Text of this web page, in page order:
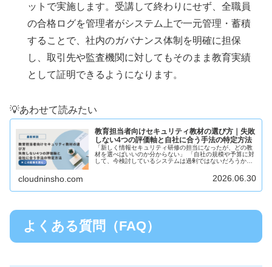
ットで実施します。受講して終わりにせず、全職員
の合格ログを管理者がシステム上で一元管理・蓄積
することで、社内のガバナンス体制を明確に担保
し、取引先や監査機関に対してもそのまま教育実績
として証明できるようになります。
💡あわせて読みたい
教育担当者向けセキュリティ教材の選び方｜失敗
しない4つの評価軸と自社に合う手法の特定方法
「新しく情報セキュリティ研修の担当になったが、どの教
材を選べばいいのか分からない」 「自社の規模や予算に対
して、今検討しているシステムは過剰ではないだろうか」
cloudninsho.com 2026.06.30
よくある質問（FAQ）